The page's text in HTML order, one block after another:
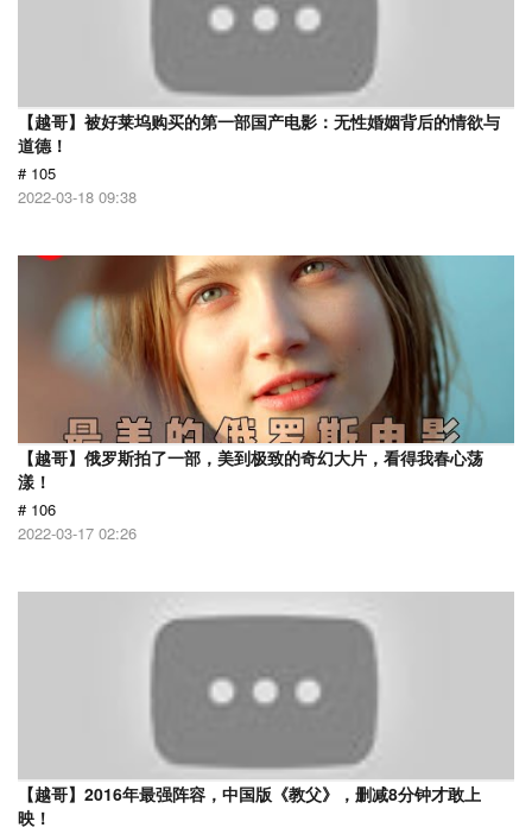
【越哥】被好莱坞购买的第一部国产电影：无性婚姻背后的情欲与
道德！
# 105
2022-03-18 09:38
【越哥】俄罗斯拍了一部，美到极致的奇幻大片，看得我春心荡
漾！
# 106
2022-03-17 02:26
【越哥】2016年最强阵容，中国版《教父》，删减8分钟才敢上
映！